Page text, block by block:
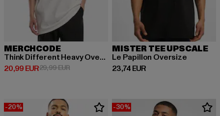
MERCHCODE
Think Different Heavy Oversized Tee
20,99 EUR
Derzeitiger Preis: 20,99 EUR
29,99 EURAktionspreis: 29,99 EUR
MISTER TEE UPSCALE
Le Papillon Oversize
23,74 EUR
Derzeitiger Preis: 23,74 EUR
-20% -30%